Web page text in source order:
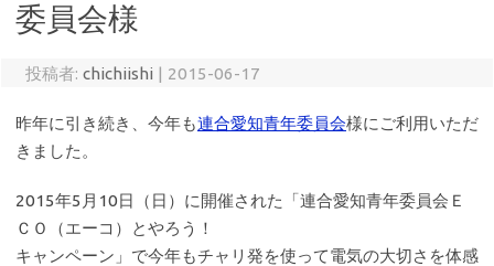
委員会様
投稿者: chichiishi | 2015-06-17
昨年に引き続き、今年も連合愛知青年委員会様にご利用いただ
きました。
2015年5月10日（日）に開催された「連合愛知青年委員会Ｅ
ＣＯ（エーコ）とやろう！
キャンペーン」で今年もチャリ発を使って電気の大切さを体感